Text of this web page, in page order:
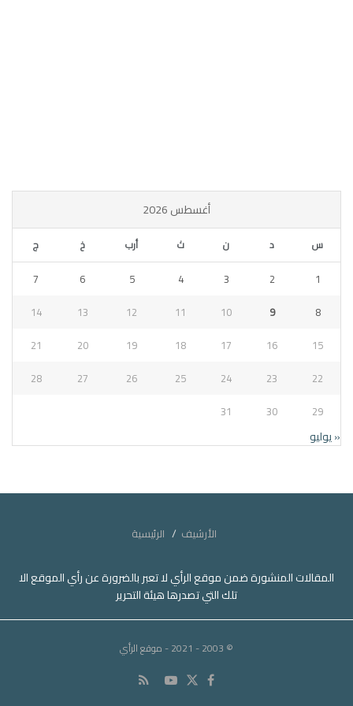
أغسطس 2026
س د ن ث أرب خ ج
1
2
3
4
5
6
7
8
9
10
11
12
13
14
15
16
17
18
19
20
21
22
23
24
25
26
27
28
29
30
31
« يوليو
الأرشيف الرئيسية
المقالات المنشورة ضمن موقع الرأي لا تعبر بالضرورة عن رأي الموقع الا
تلك التي تصدرها هيئة التحرير
© 2003 - 2021 - موقع الرأي